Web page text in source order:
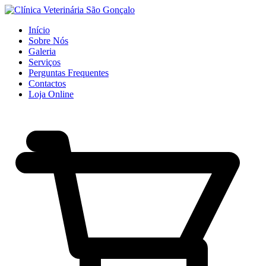
Início
Sobre Nós
Galeria
Serviços
Perguntas Frequentes
Contactos
Loja Online